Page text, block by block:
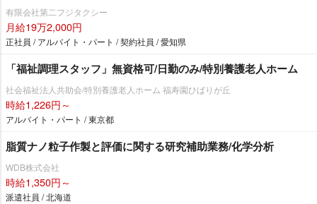
有限会社第二フジタクシー
月給19万2,000円
正社員 / アルバイト・パート / 契約社員 / 愛知県
「福祉調理スタッフ」無資格可/日勤のみ/特別養護老人ホーム
社会福祉法人共助会/特別養護老人ホーム 福寿園ひばりが丘
時給1,226円～
アルバイト・パート / 東京都
脂質ナノ粒子作製と評価に関する研究補助業務/化学分析
WDB株式会社
時給1,350円～
派遣社員 / 北海道